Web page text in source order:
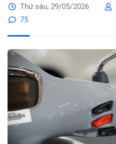
Thứ sáu, 29/05/2026
75